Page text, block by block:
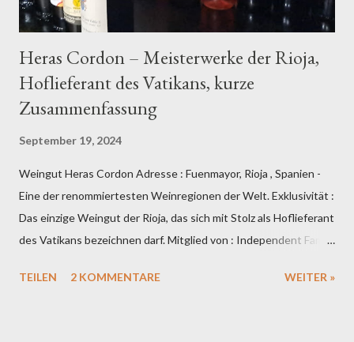
Heras Cordon – Meisterwerke der Rioja,
Hoflieferant des Vatikans, kurze
Zusammenfassung
September 19, 2024
Weingut Heras Cordon Adresse : Fuenmayor, Rioja , Spanien -
Eine der renommiertesten Weinregionen der Welt. Exklusivität :
Das einzige Weingut der Rioja, das sich mit Stolz als Hoflieferant
des Vatikans bezeichnen darf. Mitglied von : Independent Family
Kraft der Traube bleiben erhalten. Qualität : Alle Weine tragen
TEILEN 2 KOMMENTARE WEITER »